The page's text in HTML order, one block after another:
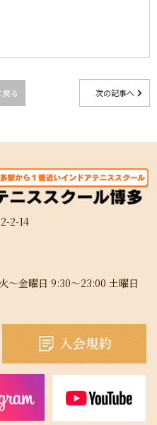
戻る 次の記事へ
2-14
金曜日 9:30～23:00 土曜日